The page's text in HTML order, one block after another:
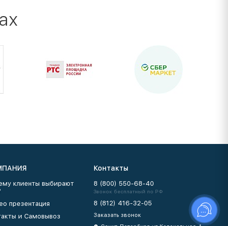
клиенты выбирают
презентация
и Самовывоз
Контакты
8 (800) 550-68-40
Звонок бесплатный по РФ
8 (812) 416-32-05
Заказать звонок